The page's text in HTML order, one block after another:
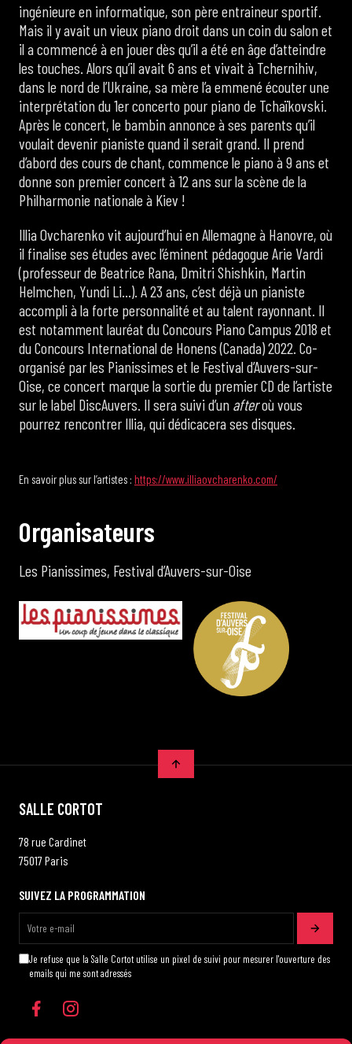
ingénieure en informatique, son père entraineur sportif.
Mais il y avait un vieux piano droit dans un coin du salon et
il a commencé à en jouer dès qu’il a été en âge d’atteindre
les touches. Alors qu’il avait 6 ans et vivait à Tchernihiv,
dans le nord de l’Ukraine, sa mère l’a emmené écouter une
interprétation du 1er concerto pour piano de Tchaïkovski.
Après le concert, le bambin annonce à ses parents qu’il
voulait devenir pianiste quand il serait grand. Il prend
d’abord des cours de chant, commence le piano à 9 ans et
donne son premier concert à 12 ans sur la scène de la
Philharmonie nationale à Kiev !
Illia Ovcharenko vit aujourd’hui en Allemagne à Hanovre, où
il finalise ses études avec l’éminent pédagogue Arie Vardi
(professeur de Beatrice Rana, Dmitri Shishkin, Martin
Helmchen, Yundi Li…). A 23 ans, c’est déjà un pianiste
accompli à la forte personnalité et au talent rayonnant. Il
est notamment lauréat du Concours Piano Campus 2018 et
du Concours International de Honens (Canada) 2022. Co-
organisé par les Pianissimes et le Festival d’Auvers-sur-
Oise, ce concert marque la sortie du premier CD de l’artiste
sur le label DiscAuvers. Il sera suivi d’un afteroù vous
pourrez rencontrer Illia, qui dédicacera ses disques.
En savoir plus sur l’artistes : https://www.illiaovcharenko.com/
Organisateurs
Les Pianissimes, Festival d’Auvers-sur-Oise
SALLE CORTOT
78 rue Cardinet
75017 Paris
SUIVEZ LA PROGRAMMATION
Je refuse que la Salle Cortot utilise un pixel de suivi pour mesurer l'ouverture des
emails qui me sont adressés